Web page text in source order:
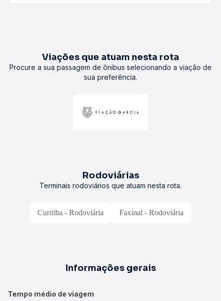
Viações que atuam nesta rota
Procure a sua passagem de ônibus selecionando a viação de
sua preferência.
Rodoviárias
Terminais rodoviários que atuam nesta rota.
Curitiba - Rodoviária Faxinal - Rodoviária
Informações gerais
Tempo médio de viagem